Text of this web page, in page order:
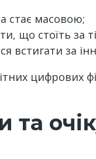
стає масовою;
що стоїть
встигати за
цифрових
та